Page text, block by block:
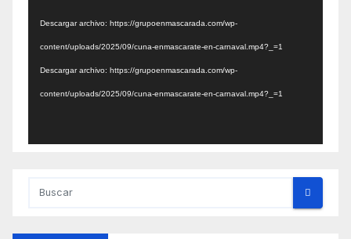
Descargar archivo: https://grupoenmascarada.com/wp-
content/uploads/2025/09/cuna-enmascarate-en-carnaval.mp4?_=1
Descargar archivo: https://grupoenmascarada.com/wp-
content/uploads/2025/09/cuna-enmascarate-en-carnaval.mp4?_=1